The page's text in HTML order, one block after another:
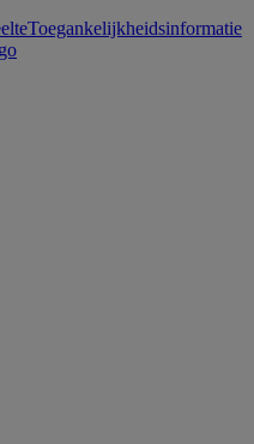
Toegankelijkheidsinformatie